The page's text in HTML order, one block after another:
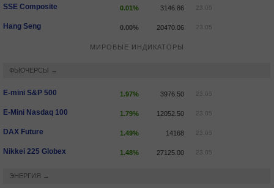
SSE Composite 0.01% 3146.86 23.05
Hang Seng 0.00% 20470.06 23.05
МИРОВЫЕ ИНДИКАТОРЫ
ФЬЮЧЕРСЫ →
E-mini S&P 500 1.97% 3976.50 23.05
E-Mini Nasdaq 100 1.79% 12052.50 23.05
DAX Future 1.49% 14168 23.05
Nikkei 225 Globex 1.48% 27125.00 23.05
ЭНЕРГИЯ →